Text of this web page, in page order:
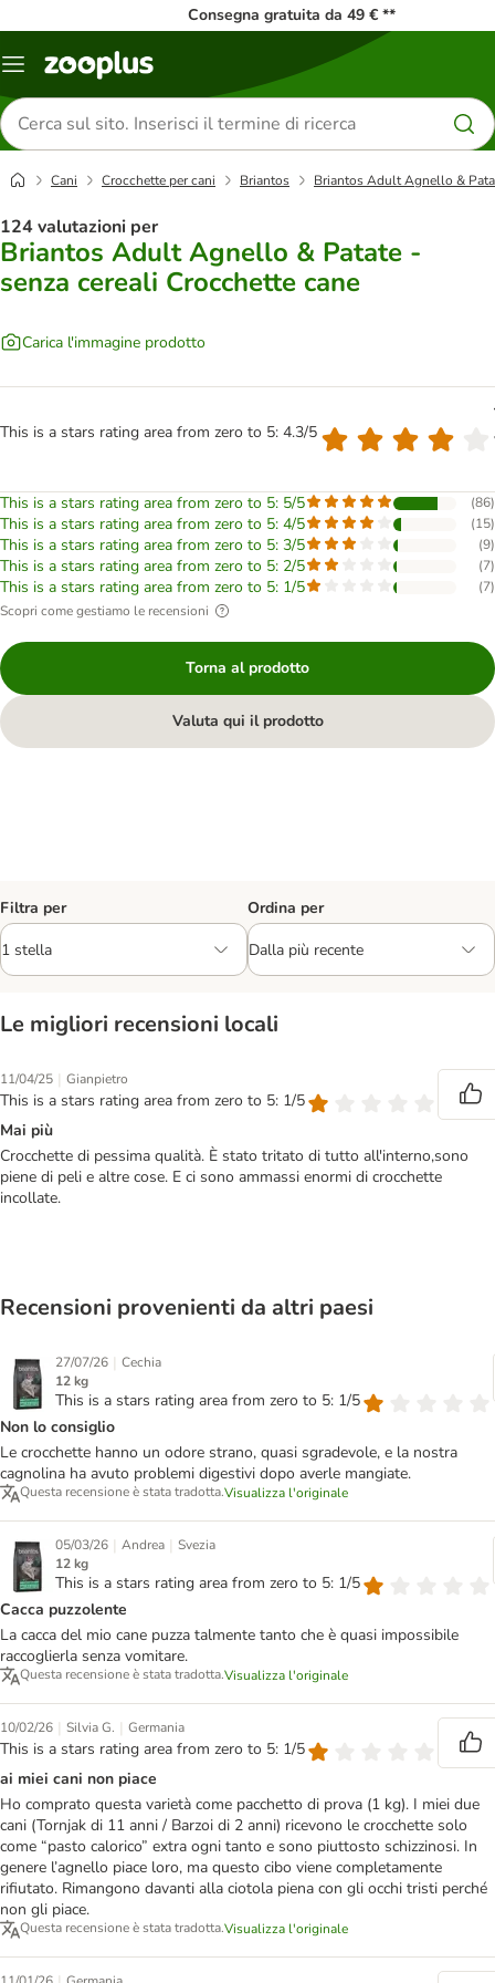
Consegna gratuita da 49 € **
Overview
Cerca
prodotti
Cani Crocchette per cani Briantos Briantos Adult Agnello &
124 valutazioni per
Briantos Adult Agnello & Patate -
senza cereali Crocchette cane
Carica l'immagine prodotto
This is a stars rating area from zero to 5: 4.3/5
This is a stars rating area from zero to 5: 5/5 (86)
This is a stars rating area from zero to 5: 4/5 (15)
This is a stars rating area from zero to 5: 3/5 (9)
This is a stars rating area from zero to 5: 2/5 (7)
This is a stars rating area from zero to 5: 1/5 (7)
Scopri come gestiamo le recensioni
Torna al prodotto
Valuta qui il prodotto
Filtra per Ordina per
Le migliori recensioni locali
11/04/25 | Gianpietro
This is a stars rating area from zero to 5: 1/5
Mai più
Crocchette di pessima qualità. È stato tritato di tutto all'interno,sono
piene di peli e altre cose. E ci sono ammassi enormi di crocchette
incollate.
Recensioni provenienti da altri paesi
27/07/26 | Cechia
12 kg
This is a stars rating area from zero to 5: 1/5
Non lo consiglio
Le crocchette hanno un odore strano, quasi sgradevole, e la nostra
cagnolina ha avuto problemi digestivi dopo averle mangiate.
Questa recensione è stata tradotta.Visualizza l'originale
05/03/26 | Andrea | Svezia
12 kg
This is a stars rating area from zero to 5: 1/5
Cacca puzzolente
La cacca del mio cane puzza talmente tanto che è quasi impossibile
raccoglierla senza vomitare.
Questa recensione è stata tradotta.Visualizza l'originale
10/02/26 | Silvia G. | Germania
This is a stars rating area from zero to 5: 1/5
ai miei cani non piace
Ho comprato questa varietà come pacchetto di prova (1 kg). I miei due
cani (Tornjak di 11 anni / Barzoi di 2 anni) ricevono le crocchette solo
come “pasto calorico” extra ogni tanto e sono piuttosto schizzinosi. In
genere l’agnello piace loro, ma questo cibo viene completamente
rifiutato. Rimangono davanti alla ciotola piena con gli occhi tristi perché
non gli piace.
Questa recensione è stata tradotta.Visualizza l'originale